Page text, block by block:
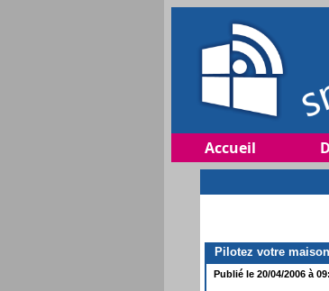
Accueil
Pilotez votre
Publié le 20/04/2006 à